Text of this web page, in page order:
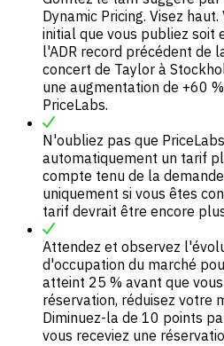
Dynamic Pricing. Visez
initial que vous publiez soit
l'ADR record précédent de
concert de Taylor à
une augmentation de +60
PriceLabs.
N'oubliez pas que
automatiquement un tarif
compte tenu de la
uniquement si vous êtes
tarif devrait être encore
Attendez et observez
d'occupation du marché
atteint 25 % avant que
réservation, réduisez votre
Diminuez-la de 10 points
vous receviez une